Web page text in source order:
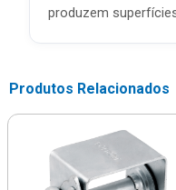
produzem
Produtos Relacionados